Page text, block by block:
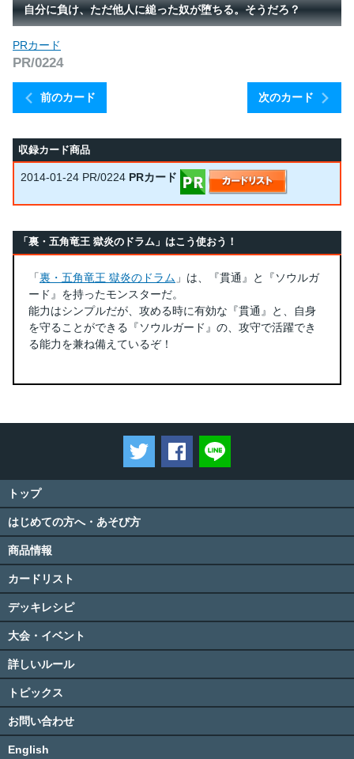
自分に負け、ただ他人に縋った奴が堕ちる。そうだろ？
前のカード
PRカード
PR/0224
次のカード
収録カード商品
2014-01-24 PR/0224 PRカード
「裏・五角竜王 獄炎のドラム」はこう使おう！
「裏・五角竜王 獄炎のドラム 」は、『貫通』と『ソウルガ
ード』を持ったモンスターだ。
能力はシンプルだが、攻める時に有効な『貫通』と、自身
を守ることができる『ソウルガード』の、攻守で活躍でき
る能力を兼ね備えているぞ！
ツイートするFacebookでシェアする
トップ
はじめての方へ・あそび方
商品情報
カードリスト
デッキレシピ
大会・イベント
詳しいルール
トピックス
お問い合わせ
English